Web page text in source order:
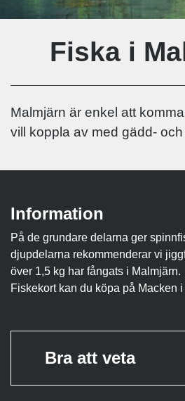
Fiska i
Malmjärn är enkel att
vill koppla av med gädd-
Information
På de grundare delarna ger
djupdelarna rekommenderar vi
över 1,5 kg har fångats i Malmjärn.
Fiskekort kan du köpa på Macken i
Bra att veta